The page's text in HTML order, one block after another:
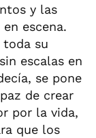
y las
escena.
toda su
escalas en
se pone
de crear
por la vida,
que los